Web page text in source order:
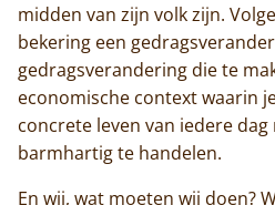
midden van zijn volk zijn.
bekering een
gedragsverandering die te
economische context waarin
concrete leven van iedere
barmhartig te handelen.
En wij, wat moeten wij doen?